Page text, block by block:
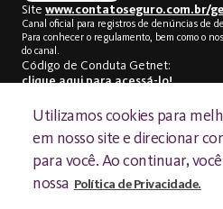
Utilizamos cookies para
em nosso site e direcionar
para você. Ao continuar,
nossa Política de Privacidade.
Site www.contatoseguro.com.br/
Canal oficial para registros de denúncias de
Para conhecer o regulamento, bem como o
do canal.
Código de Conduta Getnet:
clique aqui para acessá-lo!
©2024 Getnet - Todos os
CNPJ: